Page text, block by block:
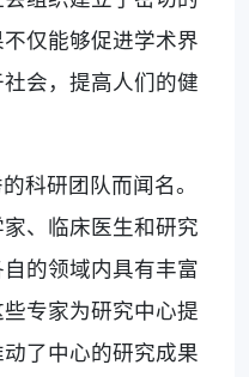
仅能够促进学术界
会，提高人们的健
科研团队而闻名。
、临床医生和研究
的领域内具有丰富
专家为研究中心提
了中心的研究成果